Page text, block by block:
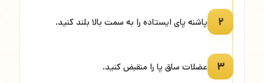
۲ پاشنه پای ایستاده را به سمت بالا بلند کنید.
۳ عضلات ساق پا را منقبض کنید.